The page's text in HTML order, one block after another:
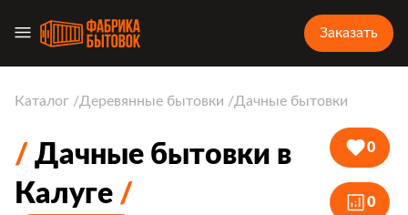
Заказать
Каталог Деревянные бытовки Дачные бытовки
Дачные бытовки в
Калуге
0
0